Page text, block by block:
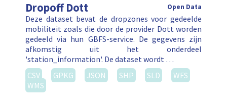
Dropoff Dott Open Data
Deze dataset bevat de dropzones voor gedeelde
mobiliteit zoals die door de provider Dott worden
gedeeld via hun GBFS-service. De gegevens zijn
afkomstig uit het onderdeel
'station_information'. De dataset wordt …
CSV
GPKG JSON SHP SLD
WFS
WMS